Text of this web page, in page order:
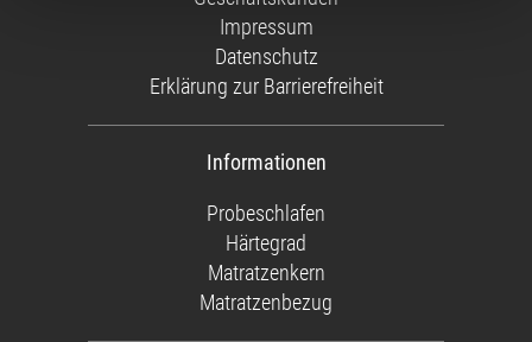
Impressum
Datenschutz
Erklärung zur Barrierefreiheit
Informationen
Probeschlafen
Härtegrad
Matratzenkern
Matratzenbezug